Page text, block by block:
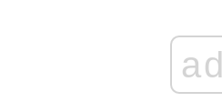
ad